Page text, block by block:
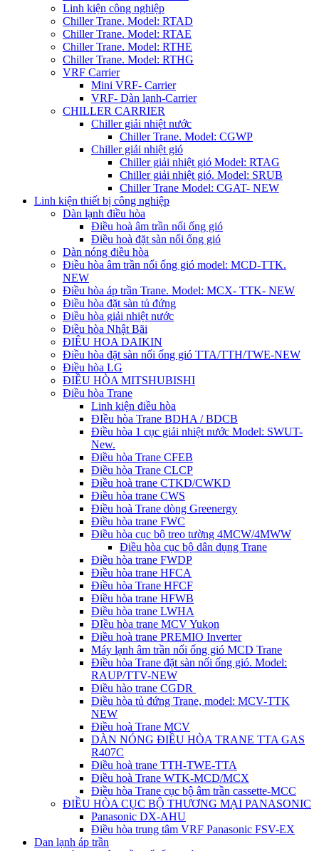
Linh kiện công nghiệp
Chiller Trane. Model: RTAD
Chiller Trane. Model: RTAE
Chiller Trane. Model: RTHE
Chiller Trane. Model: RTHG
VRF Carrier
Mini VRF- Carrier
VRF- Dàn lạnh-Carrier
CHILLER CARRIER
Chiller giải nhiệt nước
Chiller Trane. Model: CGWP
Chiller giải nhiệt gió
Chiller giải nhiệt gió Model: RTAG
Chiller giải nhiệt gió. Model: SRUB
Chiller Trane Model: CGAT- NEW
Linh kiện thiết bị công nghiệp
Dàn lạnh điều hòa
Điều hoà âm trần nối ống gió
Điều hoà đặt sàn nối ống gió
Dàn nóng điều hòa
Điều hòa âm trần nối ống gió model: MCD-TTK.
NEW
Điều hòa áp trần Trane. Model: MCX- TTK- NEW
Điều hòa đặt sàn tủ đứng
Điều hòa giải nhiệt nước
Điều hòa Nhật Bãi
ĐIÊU HOA DAIKIN
Điều hòa đặt sàn nối ống gió TTA/TTH/TWE-NEW
Điều hòa LG
ĐIỀU HÒA MITSHUBISHI
Điều hòa Trane
Linh kiện điều hòa
ĐIều hòa Trane BDHA / BDCB
Điều hòa 1 cục giải nhiệt nước Model: SWUT-
New.
Điều hòa Trane CFEB
Điều hòa Trane CLCP
Điều hoà trane CTKD/CWKD
Điều hòa trane CWS
Điều hoà Trane dòng Greenergy
Điều hòa trane FWC
Điều hòa cục bộ treo tường 4MCW/4MWW
Điều hòa cục bộ dân dụng Trane
Điều hòa trane FWDP
Điều hòa trane HFCA
Điều hòa Trane HFCF
Điều hòa trane HFWB
Điều hòa trane LWHA
ĐIều hòa trane MCV Yukon
Điều hoà trane PREMIO Inverter
Máy lạnh âm trần nối ống gió MCD Trane
Điều hòa Trane đặt sàn nối ống gió. Model:
RAUP/TTV-NEW
Điều hào trane CGDR
Điều hòa tủ đứng Trane, model: MCV-TTK
NEW
Điều hoà Trane MCV
DÀN NÓNG ĐIỀU HÒA TRANE TTA GAS
R407C
Điều hoà trane TTH-TWE-TTA
Điều hoà Trane WTK-MCD/MCX
Điều hòa Trane cục bộ âm trần cassette-MCC
ĐIỀU HÒA CỤC BỘ THƯƠNG MẠI PANASONIC
Panasonic DX-AHU
Điều hòa trung tâm VRF Panasonic FSV-EX
Dan lạnh áp trần